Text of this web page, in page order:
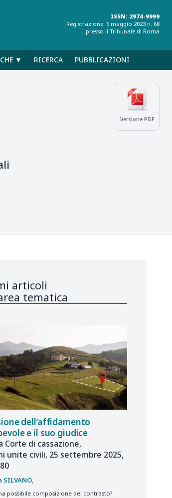
ISSN: 2974-9999
Registrazione: 5 maggio 2023 n. 68
presso il Tribunale di Roma
▼ RICERCA PUBBLICAZIONI
Versione PDF
articoli
tematica
dell’affidamento
e il suo giudice
Corte di cassazione,
unite civili, 25 settembre 2025,
SILVANO
possibile composizione del contrasto?